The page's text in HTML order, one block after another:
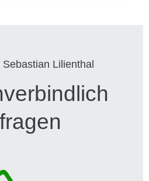
Lilienthal